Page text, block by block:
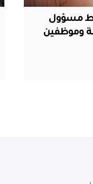
مسؤول
وموظفين